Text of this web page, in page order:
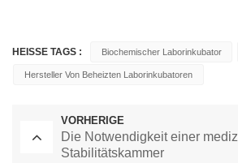
HEISSE TAGS : Biochemischer Laborinkubator
Hersteller Von Beheizten Laborinkubatoren
VORHERIGE
Die Notwendigkeit einer
Stabilitätskammer